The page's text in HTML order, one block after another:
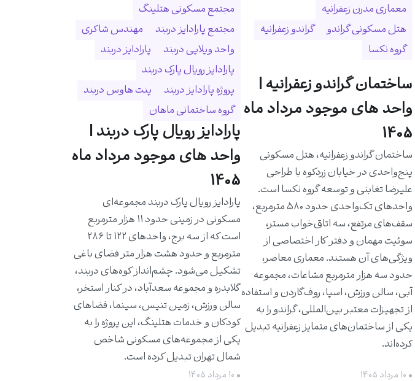
معماری مدرن زعفرانیه
هتل مسکونی گراندو
گراندو زعفرانیه
گروه نکسا
ساختمان گراندو زعفرانیه |
واحد های موجود مرداد ماه
1405
ساختمان گراندو زعفرانیه، هتل مسکونی
پنج‌واحدی در خیابان زردکوه با طراحی
علیرضا تغابنی و توسعه گروه نکسا است.
واحدهای تک‌واحدی حدود ۵۸۰ مترمربع،
سقف‌های مرتفع، سه اتاق‌خواب مستر،
سوئیت مهمان و دفتر کار اختصاصی از
ویژگی‌های آن هستند. معماری معاصر،
حدود سه هزار مترمربع مشاعات، مجموعه
آبی، سالن ورزش، اسپا، روف‌گاردن و استفاده
از تجهیزات معتبر بین‌المللی، گراندو را به
یکی از ساختمان‌های متمایز زعفرانیه تبدیل
کرده‌اند.
• ۱۰ مرداد ۱۴۰۵
مجتمع مسکونی هتلینگ
مجتمع پارادایز دربند
مهندس شاکری
واحد ویلایی دربند
پارادایز دربند
پارادایز رویال پارک دربند
پروژه پارادایز دربند
پنت هاوس دربند
گروه ساختمانی ماهان
پارادایز رویال پارک دربند |
واحد های موجود مرداد ماه
1405
پارادایز رویال پارک دربند مجموعه‌ای
مسکونی در زمینی حدود ۱۱ هزار مترمربع
است که از سه برج، واحدهای ۱۲۲ تا ۲۸۶
مترمربع و حدود هشت هزار متر فضای باغی
تشکیل می‌شود. چشم‌انداز کوه‌های دربند،
گلابدره و مجموعه سعدآباد، در کنار استخر،
سالن ورزش، زمین تنیس، سینما، فضاهای
کودکان و خدمات هتلینگ، این پروژه را به
یکی از مجموعه‌های مسکونی شاخص
شمال تهران تبدیل کرده است.
• ۱۰ مرداد ۱۴۰۵